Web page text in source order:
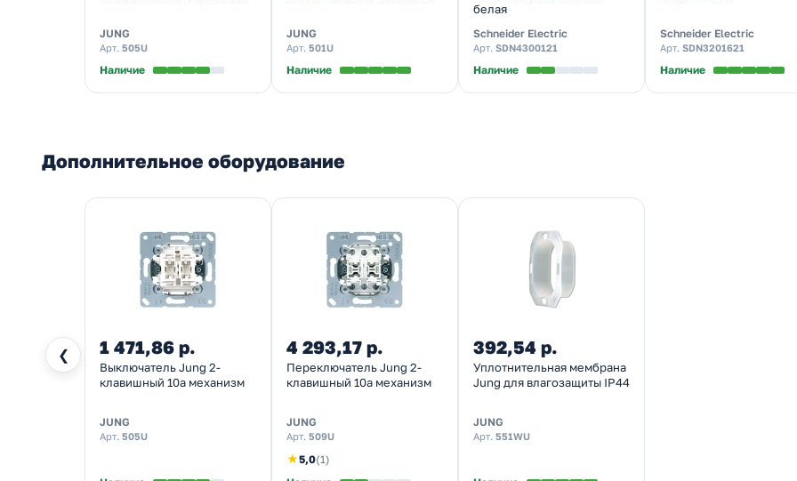
JUNG
Арт. 505U
Наличие
JUNG
Арт. 501U
Наличие
белая
Schneider Electric
Арт. SDN4300121
Наличие
Schneider Electric
Арт. SDN3201621
Наличие
Дополнительное оборудование
❮ 1 471,86 р.
Выключатель Jung 2-
клавишный 10а механизм
JUNG
Арт. 505U
4 293,17 р.
Переключатель Jung 2-
клавишный 10а механизм
JUNG
Арт. 509U
★5,0(1)
392,54 р.
Уплотнительная мембрана
Jung для влагозащиты IP44
JUNG
Арт. 551WU